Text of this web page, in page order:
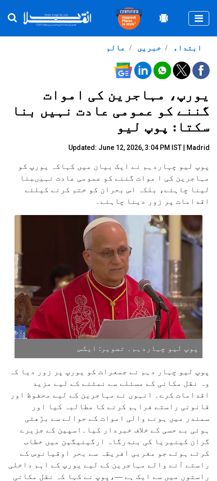
عالم خبریں ابتداء
یورپ، مہاجرین کی اموات
گننے کو عمومی عادت نہیں بنا
سکتا: پوپ لیو
Updated: June 12, 2026, 3:04 PM IST | Madrid
پوپ لیو چہاردہم نے ایک بیان میں کہاکہ یورپ کو
مہاجرین کی ا موات گننے کو عمومی عادت نہیںبنا
لینا چاہئے، بلکہ اس بحران کو ختم کرنے کیلئے
اقدامات پر زور دینا چاہئے۔
پوپ لیو چہاردہم۔ تصویر: ایکس
پوپ لیو چہار دہم نے جمعرات کو یورپ پر زور دیا کہ
وہ نقل مکانی کے مسئلے سے نمٹنے کے لیے مزید
اقدامات کرے۔ انہوں نے مہاجرین کے لیے محفوظ اور
قانونی راستے فراہم کرنے کا مطالبہ کیا اور
سمندر میں ہونے والی اموات کے حوالے سے بڑھتی
ہوئی بے حسی کے خلاف خبردار کیا۔اسپین کے جزیرے
گران کینیریا کی بندرگاہ ارگینیگین میں خطاب
کرتے ہوئے جو مغربی افریقہ سے بحر اوقیانوس کے
راستے آنے والے مہاجرین کے لیے یورپ کے اہم داخلی
راستوں میں سے ایک ہے —،پوپ نے کہا کہ نقل مکانی